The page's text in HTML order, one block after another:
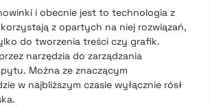
i obecnie jest to technologia z
z opartych na niej rozwiązań,
do tworzenia treści czy grafik.
narzędzia do zarządzania
Można ze znaczącym
w najbliższym czasie wyłącznie rósł